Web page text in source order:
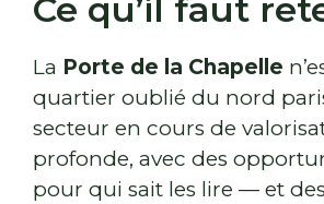
Ce qu’il faut
La Porte de la Chapelle
quartier oublié du nord
secteur en cours de
profonde, avec des
pour qui sait les lire — et